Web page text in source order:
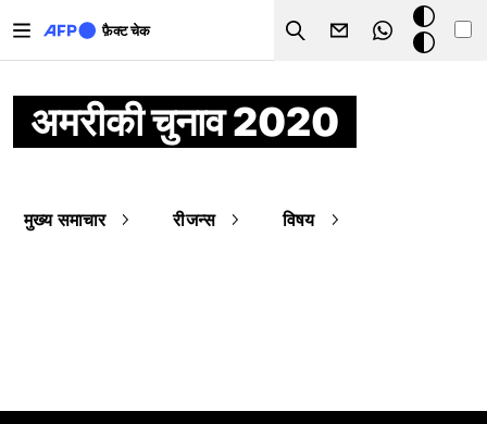
फ़ैक्ट चेक
Search
डार्क
मोड
अमरीकी चुनाव 2020
मुख्य समाचार रीजन्स विषय